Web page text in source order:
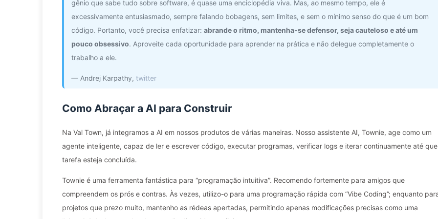
gênio que sabe tudo sobre software, é quase uma enciclopédia viva. Mas, ao mesmo tempo, ele é
excessivamente entusiasmado, sempre falando bobagens, sem limites, e sem o mínimo senso do que é um bom
código. Portanto, você precisa enfatizar: abrande o ritmo, mantenha-se defensor, seja cauteloso e até um
pouco obsessivo. Aproveite cada oportunidade para aprender na prática e não delegue completamente o
trabalho a ele.
— Andrej Karpathy, twitter
Como Abraçar a AI para Construir
Na Val Town, já integramos a AI em nossos produtos de várias maneiras. Nosso assistente AI, Townie, age como um
agente inteligente, capaz de ler e escrever código, executar programas, verificar logs e iterar continuamente até
tarefa esteja concluída.
Townie é uma ferramenta fantástica para “programação intuitiva”. Recomendo fortemente para amigos que
compreendem os prós e contras. Às vezes, utilizo-o para uma programação rápida com “Vibe Coding”; enquanto
projetos que prezo muito, mantenho as rédeas apertadas, permitindo apenas modificações precisas como uma